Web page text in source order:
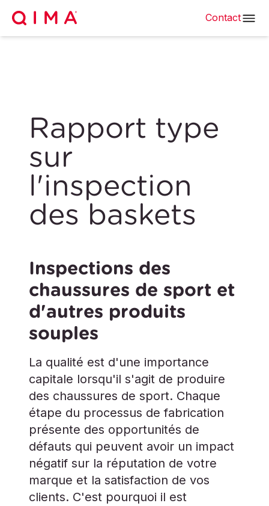
Contact
Rapport type
sur
l'inspection
des baskets
Inspections des
chaussures de sport et
d'autres produits
souples
La qualité est d'une importance
capitale lorsqu'il s'agit de produire
des chaussures de sport. Chaque
étape du processus de fabrication
présente des opportunités de
défauts qui peuvent avoir un impact
négatif sur la réputation de votre
marque et la satisfaction de vos
clients. C'est pourquoi il est